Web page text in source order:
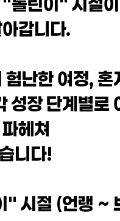
갑니다.
험난한 여정,
성장 단계별로
헤쳐
니다!
" 시절 (언랭 ~